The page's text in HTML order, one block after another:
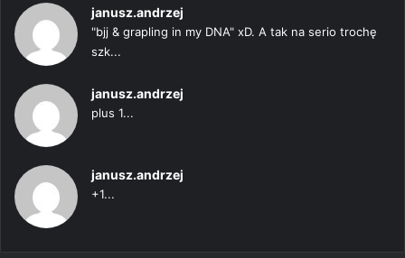
janusz.andrzej
"bjj & grapling in my DNA" xD. A tak na serio trochę
szk...
janusz.andrzej
plus 1...
janusz.andrzej
+1...